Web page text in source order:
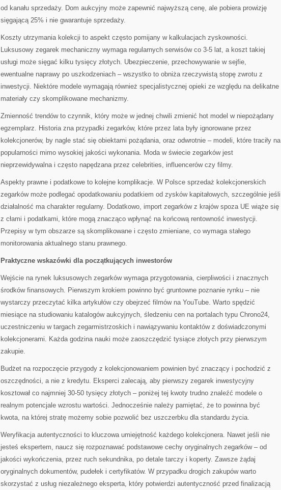
od kanału sprzedaży. Dom aukcyjny może zapewnić najwyższą cenę, ale pobiera prowizję
sięgającą 25% i nie gwarantuje sprzedaży.
Koszty utrzymania kolekcji to aspekt często pomijany w kalkulacjach zyskowności.
Luksusowy zegarek mechaniczny wymaga regularnych serwisów co 3-5 lat, a koszt takiej
usługi może sięgać kilku tysięcy złotych. Ubezpieczenie, przechowywanie w sejfie,
ewentualne naprawy po uszkodzeniach – wszystko to obniża rzeczywistą stopę zwrotu z
inwestycji. Niektóre modele wymagają również specjalistycznej opieki ze względu na delikatne
materiały czy skomplikowane mechanizmy.
Zmienność trendów to czynnik, który może w jednej chwili zmienić hot model w niepożądany
egzemplarz. Historia zna przypadki zegarków, które przez lata były ignorowane przez
kolekcjonerów, by nagle stać się obiektami pożądania, oraz odwrotnie – modeli, które traciły na
popularności mimo wysokiej jakości wykonania. Moda w świecie zegarków jest
nieprzewidywalna i często napędzana przez celebrities, influencerów czy filmy.
Aspekty prawne i podatkowe to kolejne komplikacje. W Polsce sprzedaż kolekcjonerskich
zegarków może podlegać opodatkowaniu podatkiem od zysków kapitałowych, szczególnie jeśli
działalność ma charakter regularny. Dodatkowo, import zegarków z krajów spoza UE wiąże się
z cłami i podatkami, które mogą znacząco wpłynąć na końcową rentowność inwestycji.
Przepisy w tym obszarze są skomplikowane i często zmieniane, co wymaga stałego
monitorowania aktualnego stanu prawnego.
Praktyczne wskazówki dla początkujących inwestorów
Wejście na rynek luksusowych zegarków wymaga przygotowania, cierpliwości i znacznych
środków finansowych. Pierwszym krokiem powinno być gruntowne poznanie rynku – nie
wystarczy przeczytać kilka artykułów czy obejrzeć filmów na YouTube. Warto spędzić
miesiące na studiowaniu katalogów aukcyjnych, śledzeniu cen na portalach typu Chrono24,
uczestniczeniu w targach zegarmistrzoskich i nawiązywaniu kontaktów z doświadczonymi
kolekcjonerami. Każda godzina nauki może zaoszczędzić tysiące złotych przy pierwszym
zakupie.
Budżet na rozpoczęcie przygody z kolekcjonowaniem powinien być znaczący i pochodzić z
oszczędności, a nie z kredytu. Eksperci zalecają, aby pierwszy zegarek inwestycyjny
kosztował co najmniej 30-50 tysięcy złotych – poniżej tej kwoty trudno znaleźć modele o
realnym potencjale wzrostu wartości. Jednocześnie należy pamiętać, że to powinna być
kwota, na której stratę możemy sobie pozwolić bez uszczerbku dla standardu życia.
Weryfikacja autentyczności to kluczowa umiejętność każdego kolekcjonera. Nawet jeśli nie
jesteś ekspertem, naucz się rozpoznawać podstawowe cechy oryginalnych zegarków – od
jakości wykończenia, przez ruch sekundnika, po detale tarczy i koperty. Zawsze żądaj
oryginalnych dokumentów, pudełek i certyfikatów. W przypadku drogich zakupów warto
skorzystać z usług niezależnego eksperta, który potwierdzi autentyczność przed finalizacją